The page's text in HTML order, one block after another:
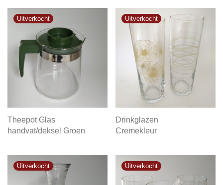
Theepot Glas
handvat/deksel Groen
Drinkglazen
Cremekleur